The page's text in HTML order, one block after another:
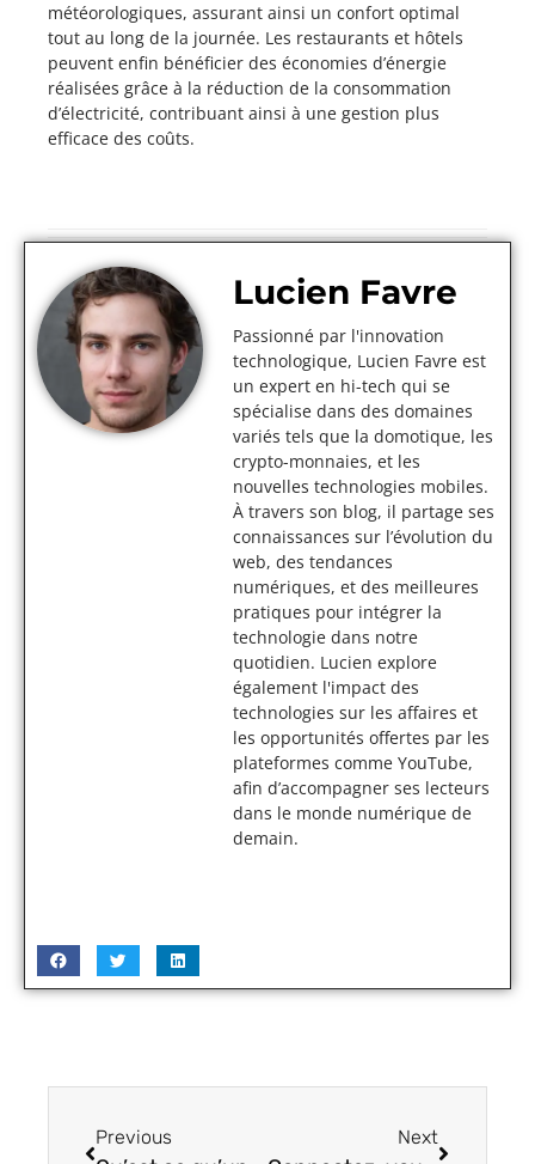
météorologiques, assurant ainsi un confort optimal
tout au long de la journée. Les restaurants et hôtels
peuvent enfin bénéficier des économies d’énergie
réalisées grâce à la réduction de la consommation
d’électricité, contribuant ainsi à une gestion plus
efficace des coûts.
Lucien Favre
Passionné par l'innovation
technologique, Lucien Favre est
un expert en hi-tech qui se
spécialise dans des domaines
variés tels que la domotique, les
crypto-monnaies, et les
nouvelles technologies mobiles.
À travers son blog, il partage ses
connaissances sur l’évolution du
web, des tendances
numériques, et des meilleures
pratiques pour intégrer la
technologie dans notre
quotidien. Lucien explore
également l'impact des
technologies sur les affaires et
les opportunités offertes par les
plateformes comme YouTube,
afin d’accompagner ses lecteurs
dans le monde numérique de
demain.
Previous Next